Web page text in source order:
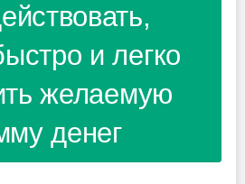
и легко
желаемую
денег